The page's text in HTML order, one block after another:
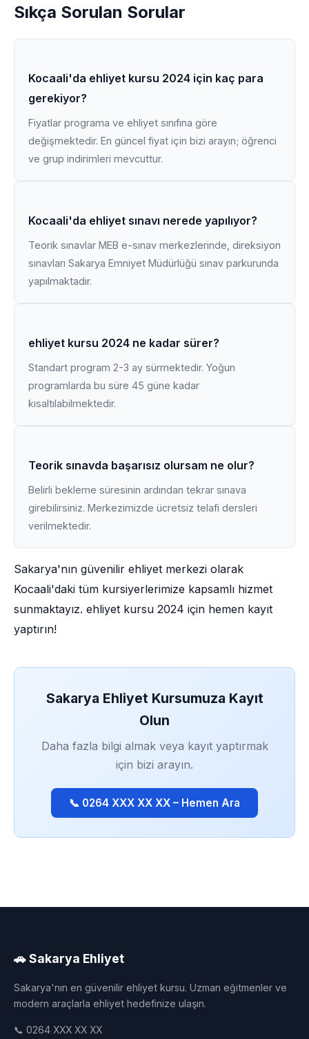
Sıkça Sorulan Sorular
Kocaali'da ehliyet kursu 2024 için kaç para
gerekiyor?
Fiyatlar programa ve ehliyet sınıfına göre
değişmektedir. En güncel fiyat için bizi arayın; öğrenci
ve grup indirimleri mevcuttur.
Kocaali'da ehliyet sınavı nerede yapılıyor?
Teorik sınavlar MEB e-sınav merkezlerinde, direksiyon
sınavları Sakarya Emniyet Müdürlüğü sınav parkurunda
yapılmaktadır.
ehliyet kursu 2024 ne kadar sürer?
Standart program 2-3 ay sürmektedir. Yoğun
programlarda bu süre 45 güne kadar
kısaltılabilmektedir.
Teorik sınavda başarısız olursam ne olur?
Belirli bekleme süresinin ardından tekrar sınava
girebilirsiniz. Merkezimizde ücretsiz telafi dersleri
verilmektedir.
Sakarya'nın güvenilir ehliyet merkezi olarak
Kocaali'daki tüm kursiyerlerimize kapsamlı hizmet
sunmaktayız. ehliyet kursu 2024 için hemen kayıt
yaptırın!
Sakarya Ehliyet Kursumuza Kayıt
Olun
Daha fazla bilgi almak veya kayıt yaptırmak
için bizi arayın.
📞 0264 XXX XX XX – Hemen Ara
🚗 Sakarya Ehliyet
Sakarya'nın en güvenilir ehliyet kursu. Uzman eğitmenler ve
modern araçlarla ehliyet hedefinize ulaşın.
📞 0264 XXX XX XX